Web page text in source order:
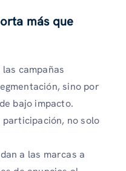
más que
campañas
sino por
bajo impacto.
no solo
a las marcas a